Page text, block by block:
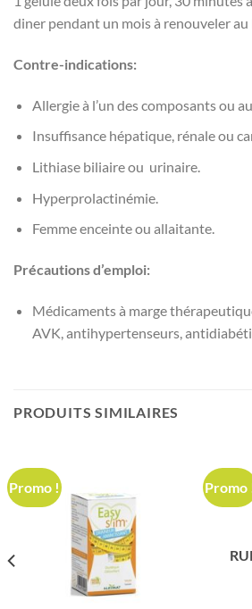
diner pendant un mois à renouveler au
Contre-indications:
Allergie à l’un des composants ou
Insuffisance hépatique, rénale ou
Lithiase biliaire ou urinaire.
Hyperprolactinémie.
Femme enceinte ou allaitante.
Précautions d’emploi:
Médicaments à marge
AVK, antihypertenseurs,
PRODUITS SIMILAIRES
Promo ! Promo